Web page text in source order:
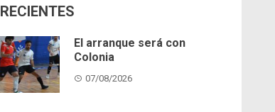
RECIENTES
El arranque será con
Colonia
07/08/2026